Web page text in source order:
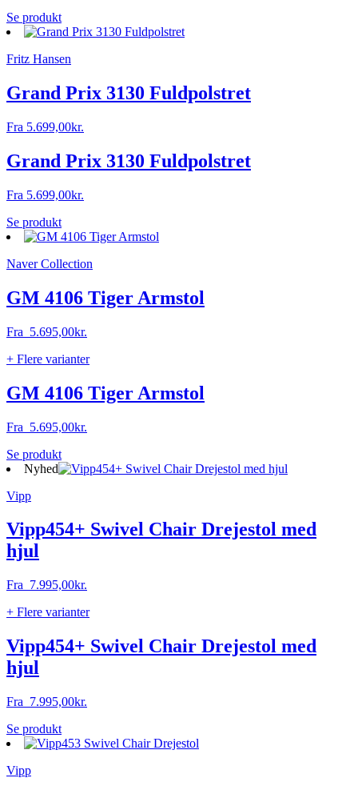
Se produkt
Fritz Hansen
Grand Prix 3130 Fuldpolstret
Fra 5.699,00kr.
Grand Prix 3130 Fuldpolstret
Fra 5.699,00kr.
Se produkt
Naver Collection
GM 4106 Tiger Armstol
Fra 5.695,00kr.
+ Flere varianter
GM 4106 Tiger Armstol
Fra 5.695,00kr.
Se produktDette
vare
Mulighederne
kan
varesiden
Nyhed
Vipp
Vipp454+ Swivel Chair Drejestol med
hjul
Fra 7.995,00kr.
+ Flere varianter
Vipp454+ Swivel Chair Drejestol med
hjul
Fra 7.995,00kr.
Se produktDette
vare
Vipp